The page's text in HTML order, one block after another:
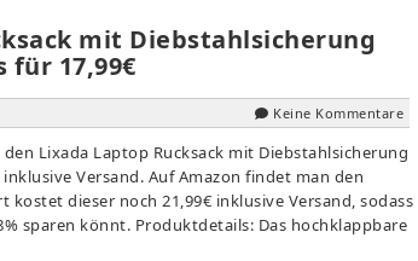
mit Diebstahlsicherung
für 17,99€
Keine Kommentare
Lixada Laptop Rucksack mit Diebstahlsicherung
inklusive Versand. Auf Amazon findet man den
kostet dieser noch 21,99€ inklusive Versand, sodass
sparen könnt. Produktdetails: Das hochklappbare